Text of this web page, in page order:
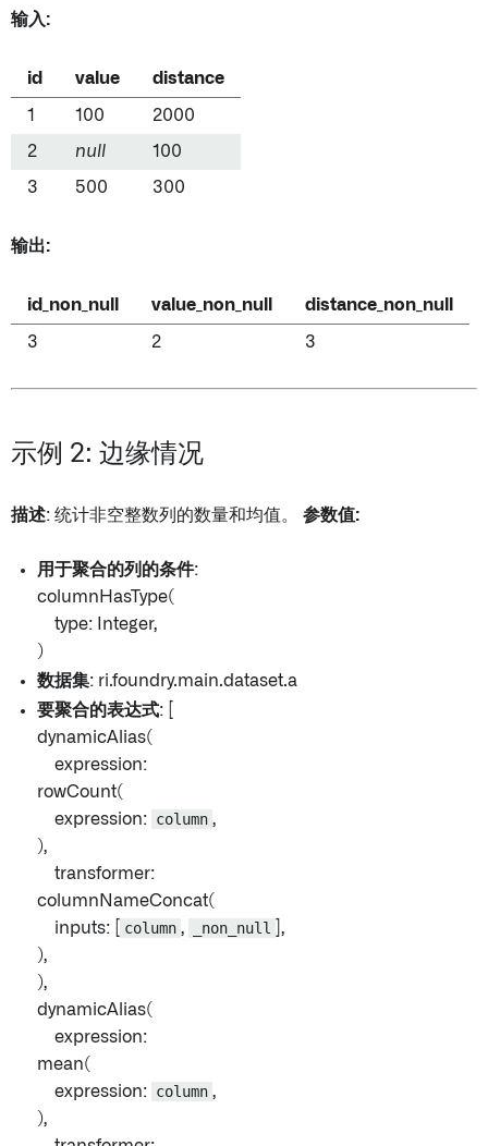
输入:
id value distance
1 100 2000
2 null 100
3 500 300
输出:
id_non_null value_non_null distance_non_null
3 2 3
示例 2: 边缘情况
描述: 统计非空整数列的数量和均值。 参数值:
用于聚合的列的条件:
columnHasType(
type: Integer,
)
数据集: ri.foundry.main.dataset.a
要聚合的表达式: [
dynamicAlias(
expression:
rowCount(
expression: column ,
),
transformer:
columnNameConcat(
inputs: [
column , _non_null
],
),
),
dynamicAlias(
expression:
mean(
expression: column ,
),